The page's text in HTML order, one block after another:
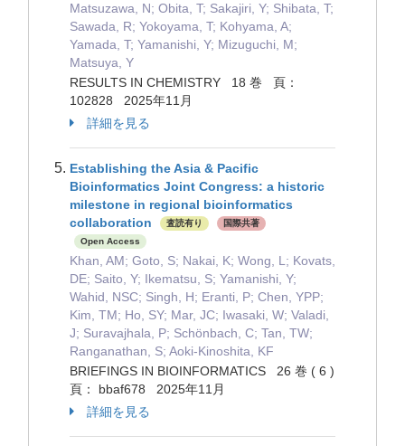
Matsuzawa, N; Obita, T; Sakajiri, Y; Shibata, T;
Sawada, R; Yokoyama, T; Kohyama, A;
Yamada, T; Yamanishi, Y; Mizuguchi, M;
Matsuya, Y
RESULTS IN CHEMISTRY 18 巻 頁：
102828 2025年11月
詳細を見る
Establishing the Asia & Pacific
Bioinformatics Joint Congress: a historic
milestone in regional bioinformatics
collaboration
査読有り
国際共著
Open Access
Khan, AM; Goto, S; Nakai, K; Wong, L; Kovats,
DE; Saito, Y; Ikematsu, S; Yamanishi, Y;
Wahid, NSC; Singh, H; Eranti, P; Chen, YPP;
Kim, TM; Ho, SY; Mar, JC; Iwasaki, W; Valadi,
J; Suravajhala, P; Schönbach, C; Tan, TW;
Ranganathan, S; Aoki-Kinoshita, KF
BRIEFINGS IN BIOINFORMATICS 26 巻 ( 6 )
頁： bbaf678 2025年11月
詳細を見る